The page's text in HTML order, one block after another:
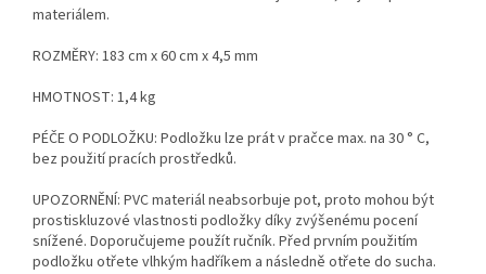
materiálem.
ROZMĚRY: 183 cm x 60 cm x 4,5 mm
HMOTNOST: 1,4 kg
PÉČE O PODLOŽKU: Podložku lze prát v pračce max. na 30 ° C,
bez použití pracích prostředků.
UPOZORNĚNÍ: PVC materiál neabsorbuje pot, proto mohou být
prostiskluzové vlastnosti podložky díky zvýšenému pocení
snížené. Doporučujeme použít ručník. Před prvním použitím
podložku otřete vlhkým hadříkem a následně otřete do sucha.